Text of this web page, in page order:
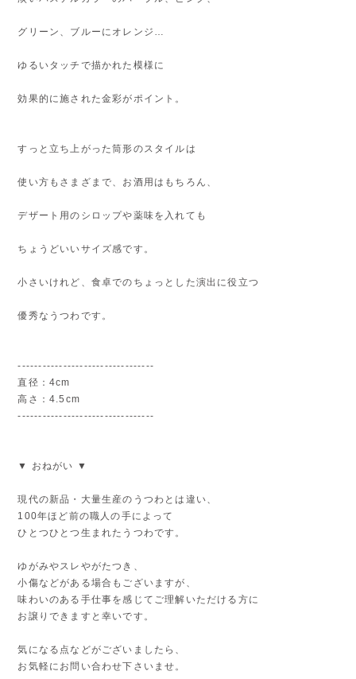
グリーン、ブルーにオレンジ…
ゆるいタッチで描かれた模様に
効果的に施された金彩がポイント。
すっと立ち上がった筒形のスタイルは
使い方もさまざまで、お酒用はもちろん、
デザート用のシロップや薬味を入れても
ちょうどいいサイズ感です。
小さいけれど、食卓でのちょっとした演出に役立つ
優秀なうつわです。
---------------------------------
直径：4cm
高さ：4.5cm
---------------------------------
▼ おねがい ▼
現代の新品・大量生産のうつわとは違い、
100年ほど前の職人の手によって
ひとつひとつ生まれたうつわです。
ゆがみやスレやがたつき、
小傷などがある場合もございますが、
味わいのある手仕事を感じてご理解いただける方に
お譲りできますと幸いです。
気になる点などがございましたら、
お気軽にお問い合わせ下さいませ。